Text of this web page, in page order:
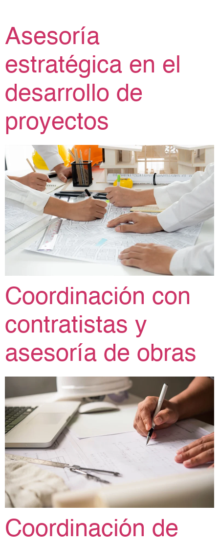
Asesoría
estratégica en el
desarrollo de
proyectos
Coordinación con
contratistas y
asesoría de obras
Coordinación de